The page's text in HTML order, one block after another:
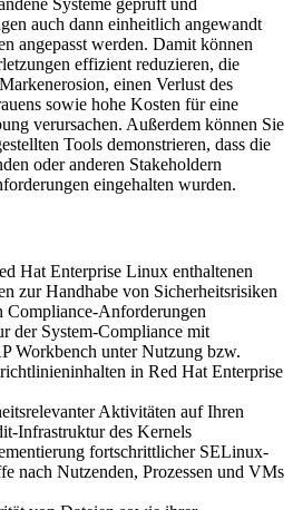
Systeme geprüft und
auch dann einheitlich angewandt
angepasst werden. Damit können
effizient reduzieren, die
einen Verlust des
sowie hohe Kosten für eine
verursachen. Außerdem können Sie
Tools demonstrieren, dass die
oder anderen Stakeholdern
eingehalten wurden.
Hat Enterprise Linux enthaltenen
zur Handhabe von Sicherheitsrisiken
Anforderungen
der System-Compliance mit
Workbench unter Nutzung bzw.
in Red Hat Enterprise
Aktivitäten auf Ihren
Infrastruktur des Kernels
fortschrittlicher SELinux-
nach Nutzenden, Prozessen und VMs